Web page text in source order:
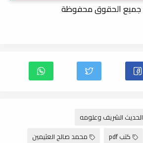
الحديث الشريف وعلومه
كتب pdf
محمد صالح العثيمين